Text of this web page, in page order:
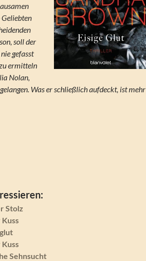
soll der
gefasst
ermitteln
Nolan,
Was er schließlich aufdeckt, ist mehr
Stolz
Sehnsucht